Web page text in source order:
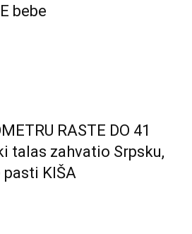
bebe
RASTE DO 41
talas zahvatio Srpsku,
KIŠA